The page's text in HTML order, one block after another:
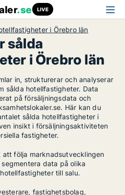
.se LIVE
i Örebro län
sålda
i Örebro län
in, strukturerar och analyserar
sålda hotellfastigheter. Data
på försäljningsdata och
Här kan du
sålda hotellfastigheter i
insikt i försäljningsaktiviteten
fastigheter.
följa marknadsutvecklingen
data på olika
till salu.
fastighetsbolag,